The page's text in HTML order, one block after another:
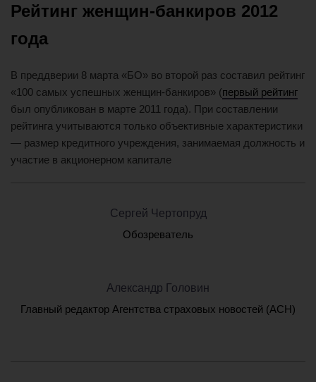
Рейтинг женщин-банкиров 2012
года
В преддверии 8 марта «БО» во второй раз составил рейтинг
«100 самых успешных женщин-банкиров» (первый рейтинг
был опубликован в марте 2011 года). При составлении
рейтинга учитываются только объективные характеристики
— размер кредитного учреждения, занимаемая должность и
участие в акционерном капитале
Сергей Чертопруд
Обозреватель
Александр Головин
Главный редактор Агентства страховых новостей (АСН)